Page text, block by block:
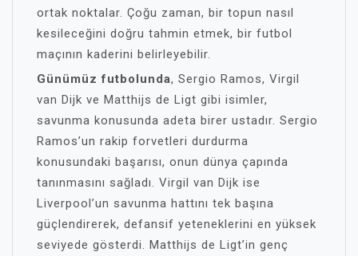
ortak noktalar. Çoğu zaman, bir topun nasıl
kesileceğini doğru tahmin etmek, bir futbol
maçının kaderini belirleyebilir.
Günümüz futbolunda, Sergio Ramos, Virgil
van Dijk ve Matthijs de Ligt gibi isimler,
savunma konusunda adeta birer ustadır. Sergio
Ramos’un rakip forvetleri durdurma
konusundaki başarısı, onun dünya çapında
tanınmasını sağladı. Virgil van Dijk ise
Liverpool’un savunma hattını tek başına
güçlendirerek, defansif yeteneklerini en yüksek
seviyede gösterdi. Matthijs de Ligt’in genç